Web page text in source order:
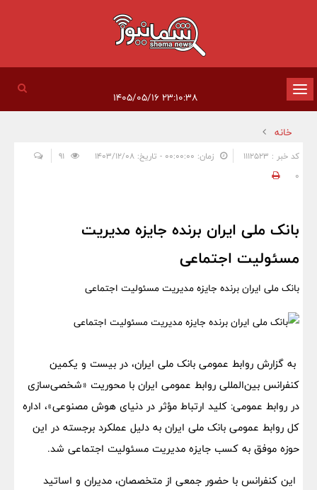
تغییر
وضعیت
ناوبری
خانه
کد خبر : 1112523 زمان: ۰۰:۰۰:۰۰ - تاریخ: ۱۴۰۳/۱۲/۰۸
0
بانک ملی ایران برنده جایزه مدیریت
مسئولیت اجتماعی
بانک ملی ایران برنده جایزه مدیریت مسئولیت اجتماعی
به گزارش روابط عمومی بانک ملی ایران، در بیست و یکمین
کنفرانس بین‌المللی روابط عمومی ایران با محوریت «شخصی‌سازی
در روابط عمومی: کلید ارتباط مؤثر در دنیای هوش مصنوعی»، اداره
کل روابط عمومی بانک ملی ایران به دلیل عملکرد برجسته در این
حوزه موفق به کسب جایزه مدیریت مسئولیت اجتماعی شد.
این کنفرانس با حضور جمعی از متخصصان، مدیران و اساتید